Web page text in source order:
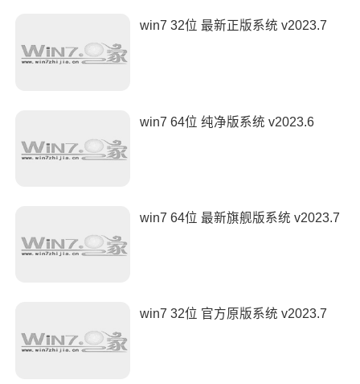
win7 32位 最新正版系统 v2023.7
win7 64位 纯净版系统 v2023.6
win7 64位 最新旗舰版系统 v2023.7
win7 32位 官方原版系统 v2023.7